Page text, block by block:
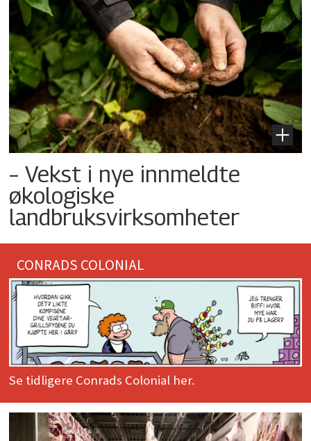
– Vekst i nye innmeldte
økologiske
landbruksvirksomheter
CONRADS COLONIAL
Se tidligere Conrads Colonial her.